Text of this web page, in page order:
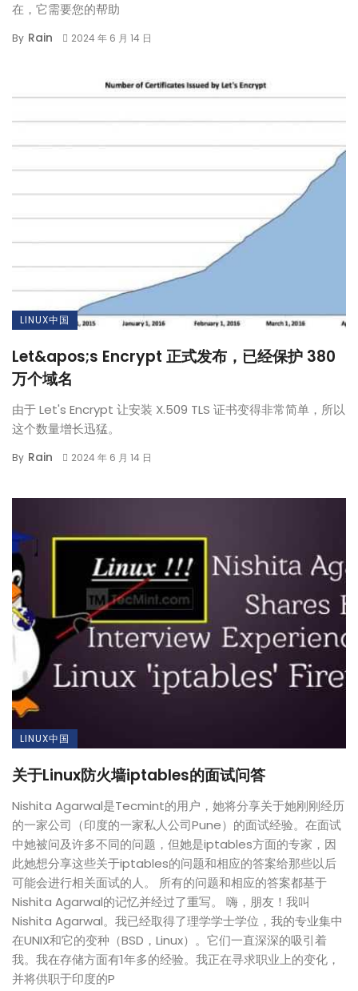
在，它需要您的帮助
By Rain 2024 年 6 月 14 日
LINUX中国
Let&apos;s Encrypt 正式发布，已经保护 380
万个域名
由于 Let's Encrypt 让安装 X.509 TLS 证书变得非常简单，所以
这个数量增长迅猛。
By Rain 2024 年 6 月 14 日
LINUX中国
关于Linux防火墙iptables的面试问答
Nishita Agarwal是Tecmint的用户，她将分享关于她刚刚经历
的一家公司（印度的一家私人公司Pune）的面试经验。在面试
中她被问及许多不同的问题，但她是iptables方面的专家，因
此她想分享这些关于iptables的问题和相应的答案给那些以后
可能会进行相关面试的人。 所有的问题和相应的答案都基于
Nishita Agarwal的记忆并经过了重写。 嗨，朋友！我叫
Nishita Agarwal。我已经取得了理学学士学位，我的专业集中
在UNIX和它的变种（BSD，Linux）。它们一直深深的吸引着
我。我在存储方面有1年多的经验。我正在寻求职业上的变化，
并将供职于印度的P